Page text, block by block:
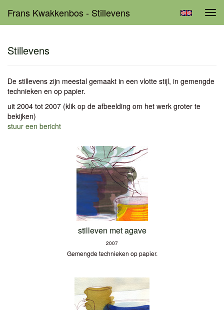
Frans Kwakkenbos - Stillevens
Stillevens
De stillevens zijn meestal gemaakt in een vlotte stijl, in gemengde
technieken en op papier.
uit 2004 tot 2007 (klik op de afbeelding om het werk groter te
bekijken)
stuur een bericht
stilleven met agave
2007
Gemengde technieken op papier.